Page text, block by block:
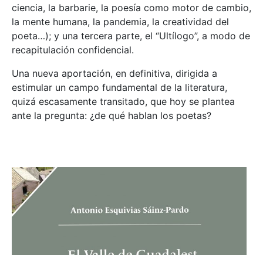
ciencia, la barbarie, la poesía como motor de cambio,
la mente humana, la pandemia, la creatividad del
poeta…); y una tercera parte, el “Ultílogo”, a modo de
recapitulación confidencial.
Una nueva aportación, en definitiva, dirigida a
estimular un campo fundamental de la literatura,
quizá escasamente transitado, que hoy se plantea
ante la pregunta: ¿de qué hablan los poetas?